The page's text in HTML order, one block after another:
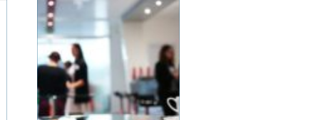
verktyg som är lätta att
förstå, fungerar dygnet
runt och minskar risken
för dubbelbokningar...